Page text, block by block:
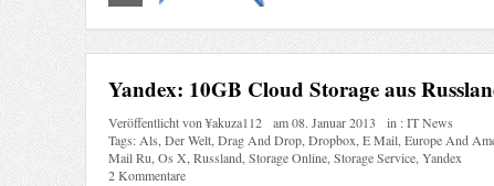
Yandex: 10GB Cloud Storage aus
Veröffentlicht von¥akuza112 am08. Januar 2013 in :IT News
Tags: Als Der Welt, Drag And Drop, Dropbox E Mail, Europe And
Mail Ru Os X Russland, Storage Online, Storage Service, Yandex
2 Kommentare